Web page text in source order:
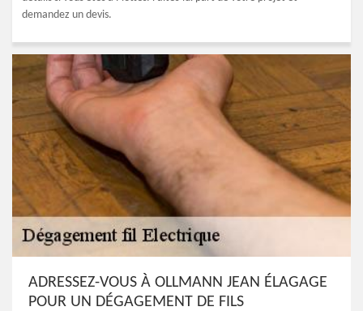
demandez un devis.
ADRESSEZ-VOUS À OLLMANN JEAN ÉLAGAGE
POUR UN DÉGAGEMENT DE FILS